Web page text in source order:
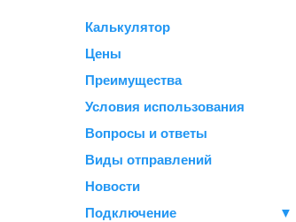
Калькулятор
Цены
Преимущества
Условия использования
Вопросы и ответы
Виды отправлений
Новости
Подключение
▼